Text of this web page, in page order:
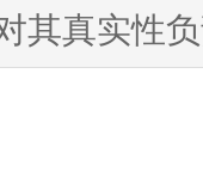
其真实性